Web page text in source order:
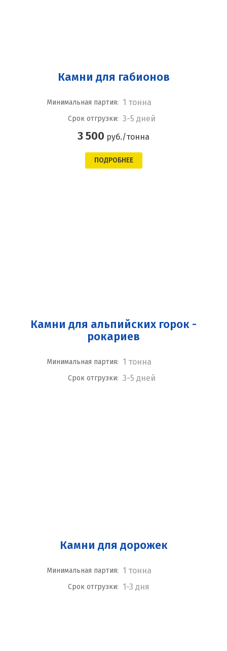
Камни для габионов
Минимальная партия: 1 тонна
Срок отгрузки: 3-5 дней
3 500 руб./тонна
ПОДРОБНЕЕ
Камни для альпийских горок -
рокариев
Минимальная партия: 1 тонна
Срок отгрузки: 3-5 дней
Камни для дорожек
Минимальная партия: 1 тонна
Срок отгрузки: 1-3 дня